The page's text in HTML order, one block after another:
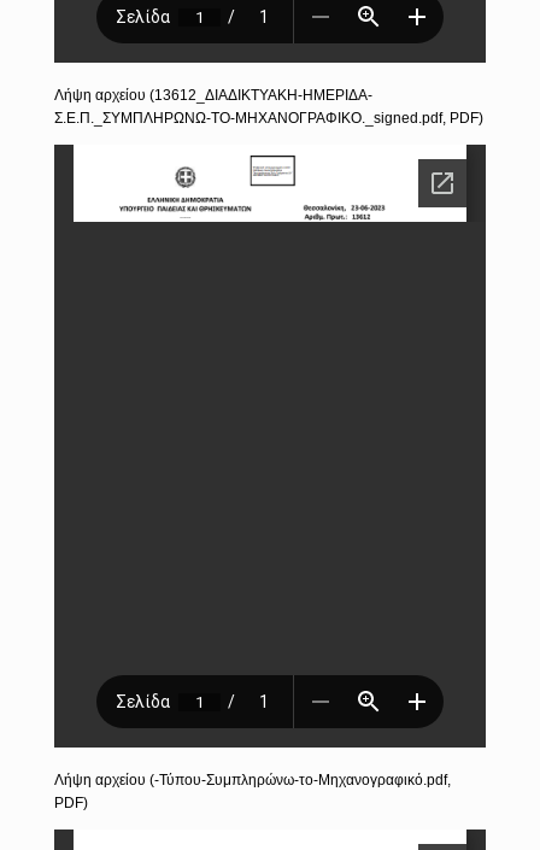
Λήψη αρχείου (13612_ΔΙΑΔΙΚΤΥΑΚΗ-ΗΜΕΡΙΔΑ-
Σ.Ε.Π._ΣΥΜΠΛΗΡΩΝΩ-ΤΟ-ΜΗΧΑΝΟΓΡΑΦΙΚΟ._signed.pdf, PDF)
Λήψη αρχείου (-Τύπου-Συμπληρώνω-το-Μηχανογραφικό.pdf,
PDF)